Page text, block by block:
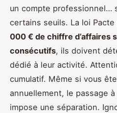
un compte professionnel…
certains seuils. La loi Pacte
000 € de chiffre d’affaires
consécutifs, ils doivent
dédié à leur activité.
cumulatif. Même si vous
annuellement, le passage
impose une séparation.